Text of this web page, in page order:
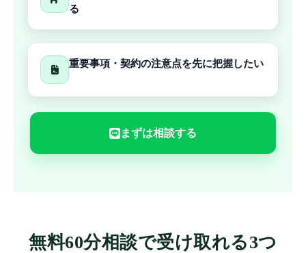
る
重要事項・契約の注意点を先に把握したい
まずは相談する
無料60分相談で受け取れる3つ